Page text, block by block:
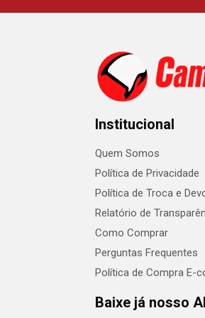
Institucional
Quem Somos
Política de Privacidade
Política de Troca e
Relatório de
Como Comprar
Perguntas Frequentes
Política de Compra E-
Baixe já nosso